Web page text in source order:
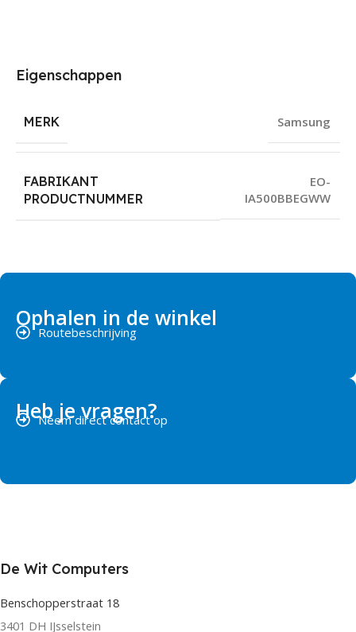
Eigenschappen
MERK Samsung
FABRIKANT
PRODUCTNUMMER
EO-
IA500BBEGWW
Ophalen in de winkel
Routebeschrijving
Heb je vragen?
Neem direct contact op
De Wit Computers
Benschopperstraat 18
3401 DH IJsselstein